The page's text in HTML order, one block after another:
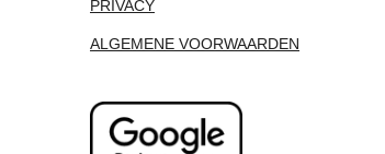
PRIVACY
ALGEMENE VOORWAARDEN